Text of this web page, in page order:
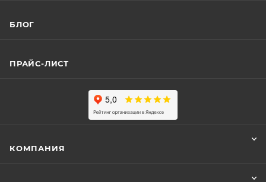
БЛОГ
ПРАЙС-ЛИСТ
КОМПАНИЯ